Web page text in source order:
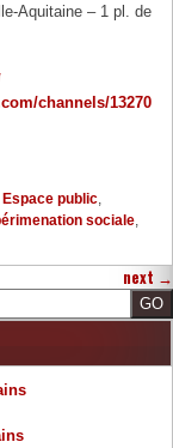
Aquitaine – 1 pl. de
channels/13270
public,
sociale,
next →